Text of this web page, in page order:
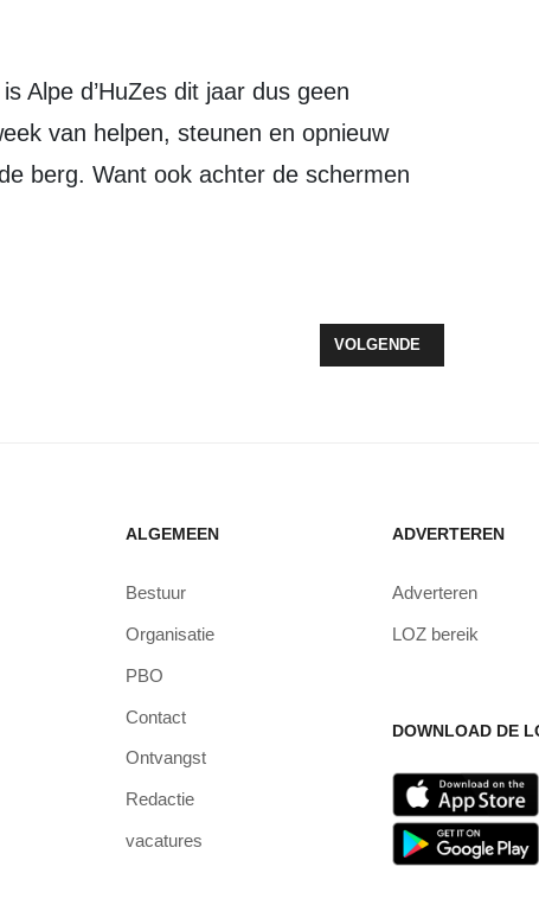
van helpen, steunen en opnieuw
berg. Want ook achter de schermen
KLAAR VOOR BEKLIMMING ALPE D’HUEZVOLGENDE ARTIKEL:
VOLGENDE
ALGEMEEN
Bestuur
Organisatie
PBO
Contact
Ontvangst
Redactie
vacatures
ADVERTEREN
Adverteren
LOZ bereik
DOWNLOAD DE